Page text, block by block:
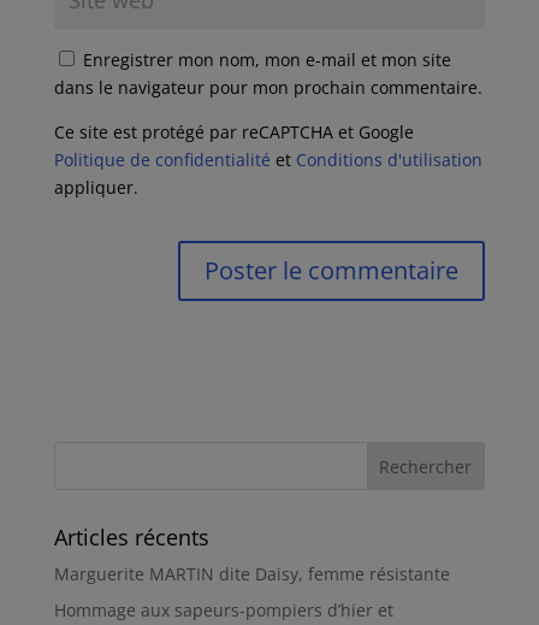
Enregistrer mon nom, mon e-mail et mon site
dans le navigateur pour mon prochain commentaire.
Ce site est protégé par reCAPTCHA et Google
Politique de confidentialité et Conditions d'utilisation
appliquer.
Articles récents
Marguerite MARTIN dite Daisy, femme résistante
Hommage aux sapeurs-pompiers d’hier et